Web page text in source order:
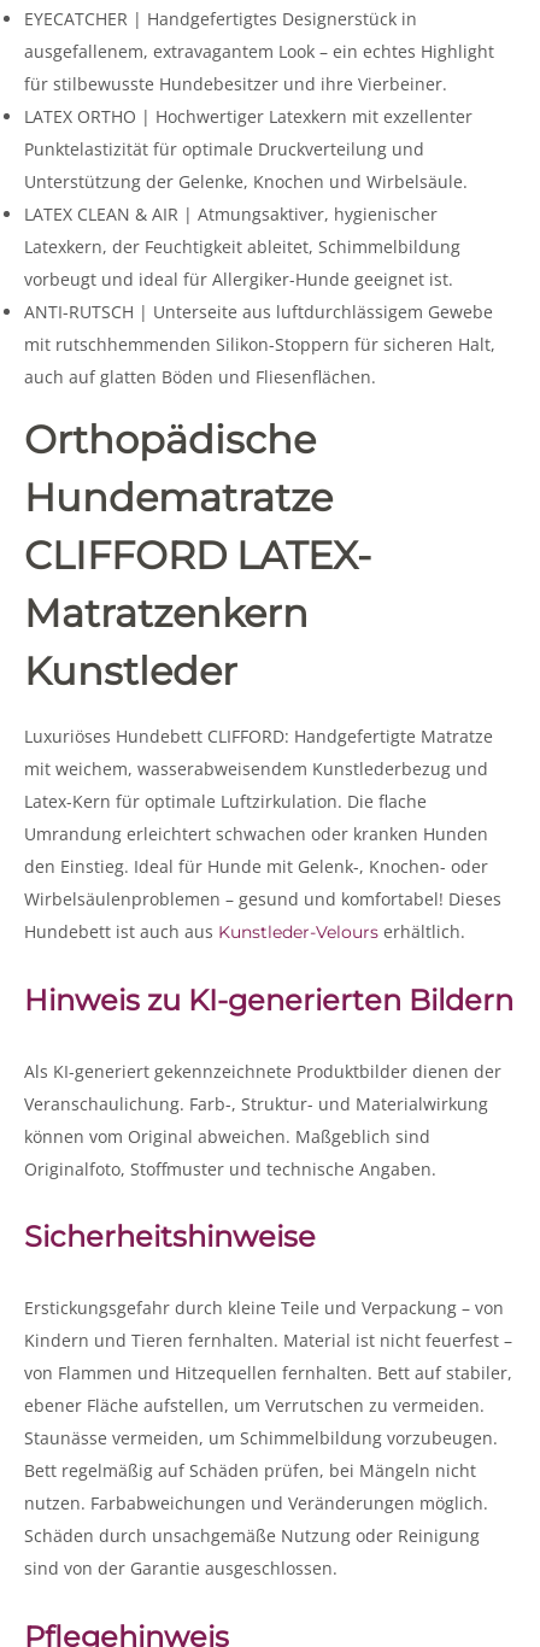
EYECATCHER | Handgefertigtes Designerstück in
ausgefallenem, extravagantem Look – ein echtes Highlight
für stilbewusste Hundebesitzer und ihre Vierbeiner.
LATEX ORTHO | Hochwertiger Latexkern mit exzellenter
Punktelastizität für optimale Druckverteilung und
Unterstützung der Gelenke, Knochen und Wirbelsäule.
LATEX CLEAN & AIR | Atmungsaktiver, hygienischer
Latexkern, der Feuchtigkeit ableitet, Schimmelbildung
vorbeugt und ideal für Allergiker-Hunde geeignet ist.
ANTI-RUTSCH | Unterseite aus luftdurchlässigem Gewebe
mit rutschhemmenden Silikon-Stoppern für sicheren Halt,
auch auf glatten Böden und Fliesenflächen.
Orthopädische
Hundematratze
CLIFFORD LATEX-
Matratzenkern
Kunstleder
Luxuriöses Hundebett CLIFFORD: Handgefertigte Matratze
mit weichem, wasserabweisendem Kunstlederbezug und
Latex-Kern für optimale Luftzirkulation. Die flache
Umrandung erleichtert schwachen oder kranken Hunden
den Einstieg. Ideal für Hunde mit Gelenk-, Knochen- oder
Wirbelsäulenproblemen – gesund und komfortabel! Dieses
Hundebett ist auch aus Kunstleder-Velours erhältlich.
Hinweis zu KI-generierten Bildern
Als KI-generiert gekennzeichnete Produktbilder dienen der
Veranschaulichung. Farb-, Struktur- und Materialwirkung
können vom Original abweichen. Maßgeblich sind
Originalfoto, Stoffmuster und technische Angaben.
Sicherheitshinweise
Erstickungsgefahr durch kleine Teile und Verpackung – von
Kindern und Tieren fernhalten. Material ist nicht feuerfest –
von Flammen und Hitzequellen fernhalten. Bett auf stabiler,
ebener Fläche aufstellen, um Verrutschen zu vermeiden.
Staunässe vermeiden, um Schimmelbildung vorzubeugen.
Bett regelmäßig auf Schäden prüfen, bei Mängeln nicht
nutzen. Farbabweichungen und Veränderungen möglich.
Schäden durch unsachgemäße Nutzung oder Reinigung
sind von der Garantie ausgeschlossen.
Pflegehinweis